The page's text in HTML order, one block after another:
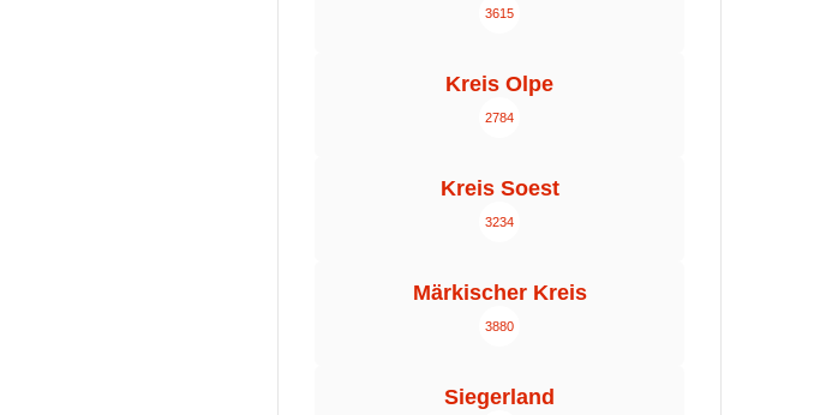
3615
Kreis Olpe
2784
Kreis Soest
3234
Märkischer Kreis
3880
Siegerland